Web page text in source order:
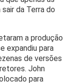
da Terra do
a produção
expandiu para
de versões
John
para